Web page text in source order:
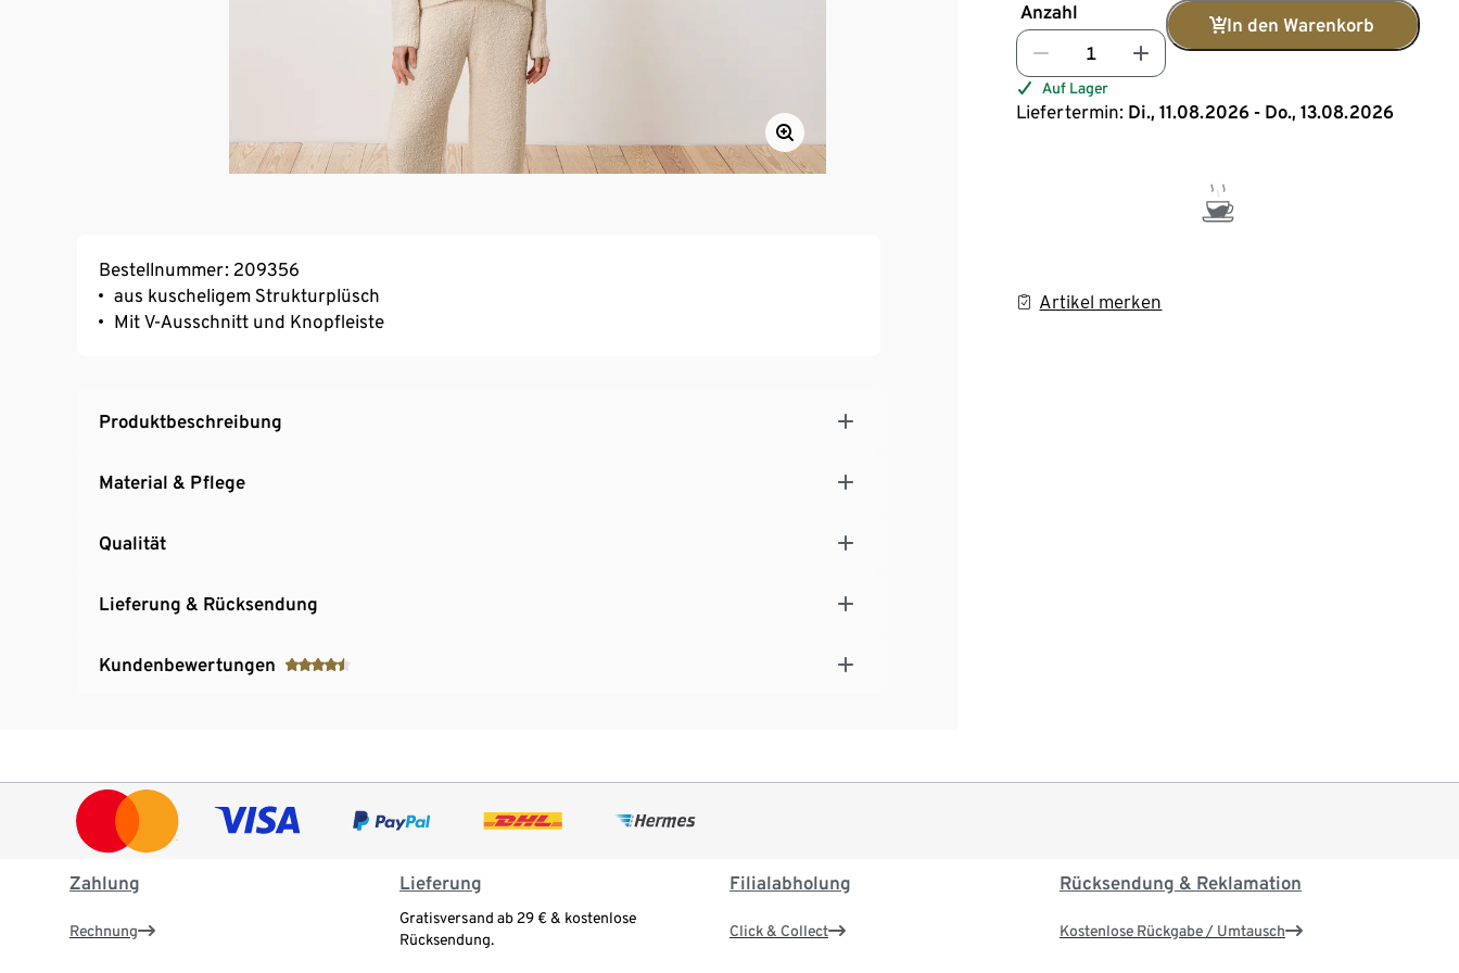
Anzahl
In den Warenkorb
Auf Lager
Liefertermin: Di., 11.08.2026 - Do., 13.08.2026
Artikel merken
Bestellnummer: 209356
aus kuscheligem Strukturplüsch
Mit V-Ausschnitt und Knopfleiste
Produktbeschreibung
Material & Pflege
Qualität
Lieferung & Rücksendung
Kundenbewertungen
Zahlung
Rechnung
Lieferung
Gratisversand ab 29 € & kostenlose
Rücksendung.
Filialabholung
Click & Collect
Rücksendung & Reklamation
Kostenlose Rückgabe / Umtausch